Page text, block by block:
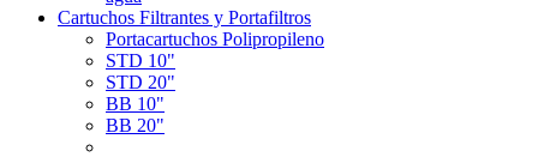
Cartuchos Filtrantes y Portafiltros
Portacartuchos Polipropileno
STD 10"
STD 20"
BB 10"
BB 20"